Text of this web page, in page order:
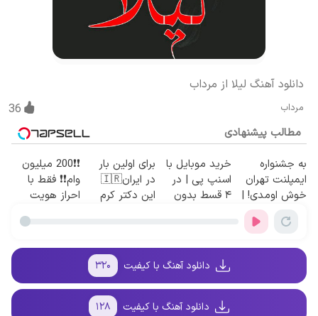
دانلود آهنگ لیلا از مرداب
مرداب 36
مطالب پیشنهادی
به جشنواره
ایمپلنت تهران
خوش اومدی! |
محدوده!
بگیر!
خرید موبایل با
اسنپ پی | در
۴ قسط بدون
برای اولین بار
در ایران🇮🇷
این دکتر کرم
❗❗200 میلیون
وام❗❗ فقط با
احراز هویت
دانلود آهنگ با کیفیت ۳۲۰
دانلود آهنگ با کیفیت ۱۲۸